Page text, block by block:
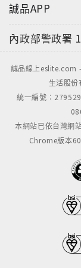
誠品APP
內政部警政署
誠品線上eslite.com
生活股
統一編號：
本網站已依台灣網
Chrome版本